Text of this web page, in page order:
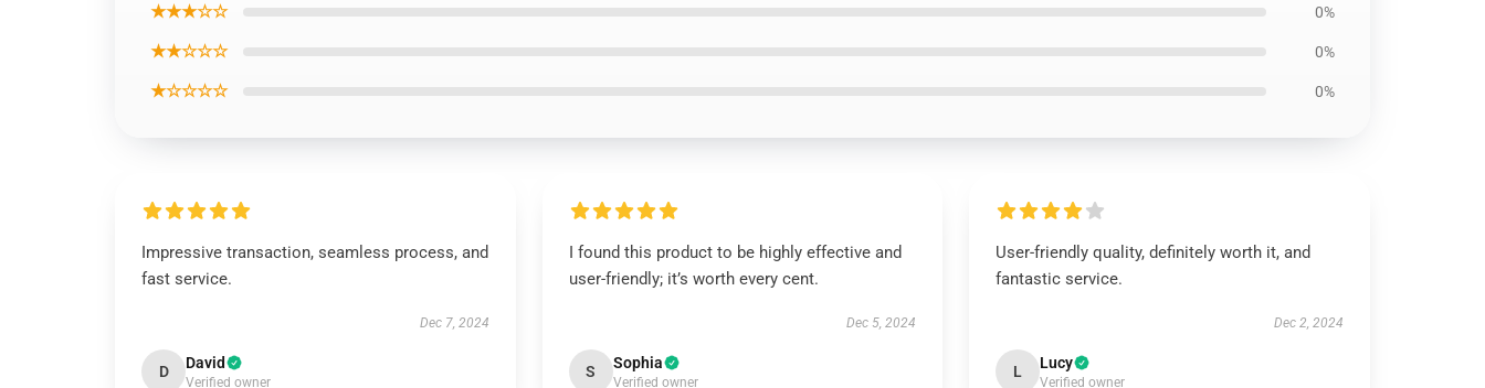
★★★☆☆ 0%
★★☆☆☆ 0%
★☆☆☆☆ 0%
Impressive transaction, seamless process, and
fast service.
Dec 7, 2024
D David
Verified owner
I found this product to be highly effective and
user-friendly; it’s worth every cent.
Dec 5, 2024
S Sophia
Verified owner
User-friendly quality, definitely worth it, and
fantastic service.
Dec 2, 2024
L Lucy
Verified owner